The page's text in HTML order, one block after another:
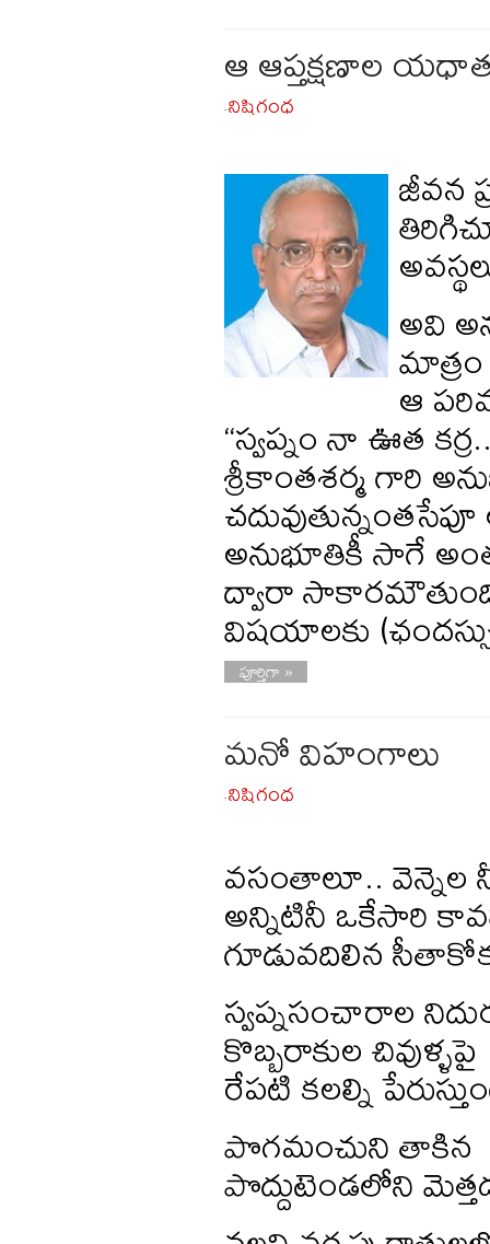
ఆ ఆప్తక్షణాల
-నిషిగంధ
జీవన
అవి
ఆ
“స్వప్నం నా ఊత
శ్రీకాంతశర్మ గారి
అనుభూతికీ సాగే
ద్వారా సాకారమౌతుంది.
విషయాలకు
పూర్తిగా »
మనో విహంగాలు
-నిషిగంధ
వసంతాలూ.. వెన్నెల
అన్నిటినీ ఒకేసారి
గూడువదిలిన
స్వప్నసంచారాల
కొబ్బరాకుల చివుళ్ళపై
రేపటి కలల్ని
పొగమంచుని తాకిన
పొద్దుటెండలోని